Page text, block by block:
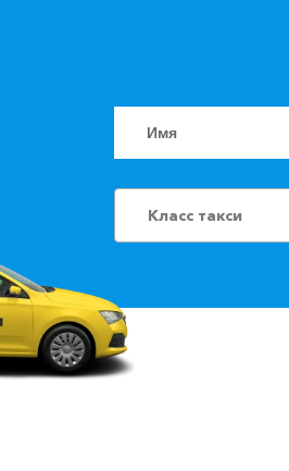
Класс такси